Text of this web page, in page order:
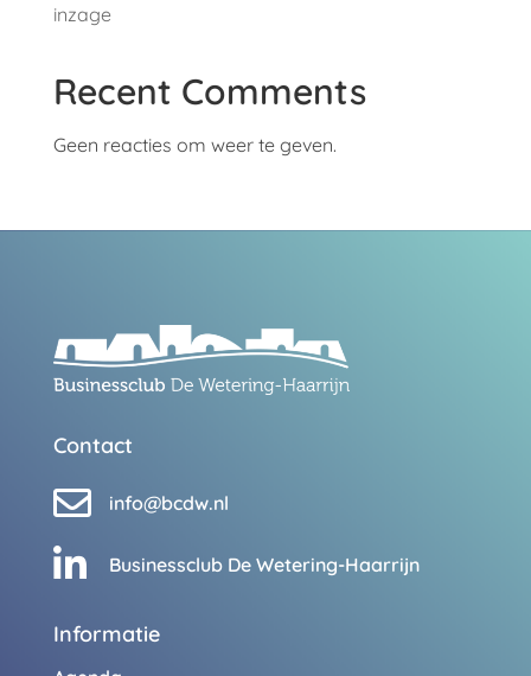
inzage
Recent Comments
Geen reacties om weer te geven.
Contact
 info@bcdw.nl
 Businessclub De Wetering-Haarrijn
Informatie